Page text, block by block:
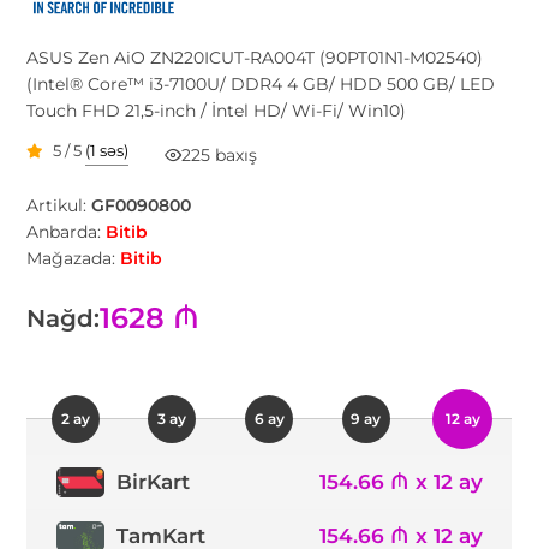
ASUS Zen AiO ZN220ICUT-RA004T (90PT01N1-M02540)
(Intel® Core™ i3-7100U/ DDR4 4 GB/ HDD 500 GB/ LED
Touch FHD 21,5-inch / İntel HD/ Wi-Fi/ Win10)
5 / 5 (1 səs) 225 baxış
Artikul:GF0090800
Anbarda: Bitib
Mağazada: Bitib
Nağd:1628 ₼
2 ay 3 ay 6 ay 9 ay 12 ay
BirKart 154.66 ₼ x 12 ay
TamKart 154.66 ₼ x 12 ay